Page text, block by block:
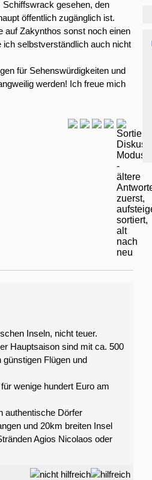
Schiffswrack gesehen, den
öffentlich zugänglich ist.
auf Zakynthos sonst noch einen
ich selbstverständlich auch nicht
für Sehenswürdigkeiten und
werden! Ich freue mich
Inseln, nicht teuer.
Hauptsaison sind mit ca. 500
Flügen und
wenige hundert Euro am
authentische Dörfer
und 20km breiten Insel
Agios Nicolaos oder